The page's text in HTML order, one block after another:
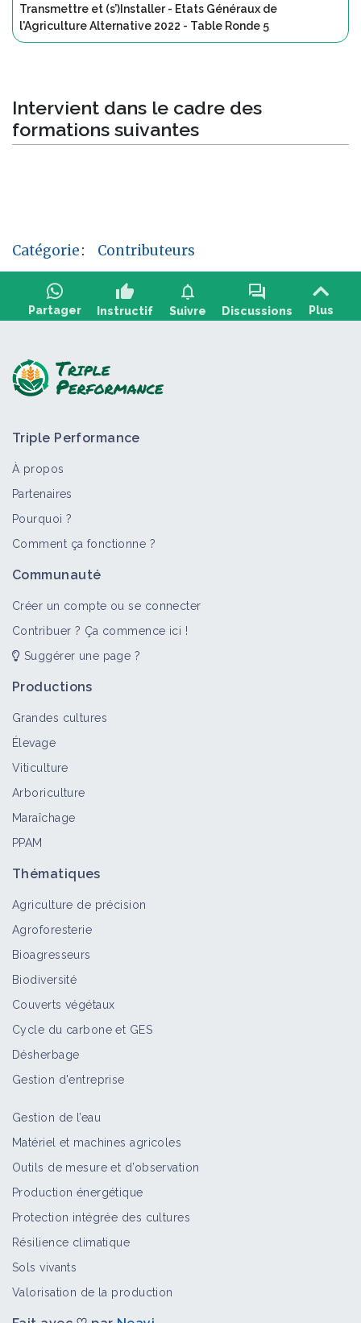
Transmettre et (s’)Installer - Etats Généraux de
l'Agriculture Alternative 2022 - Table Ronde 5
Intervient dans le cadre des
formations suivantes
Catégorie: Contributeurs
Partager
thumb_up
Instructif
notifications
Suivre
forum
Discussions Plus
2022 - Table Ronde 5
Transmettre et (s')Installer - Etats
Triple Performance
À propos
Partenaires
Pourquoi ?
Comment ça fonctionne ?
Communauté
Créer un compte ou se connecter
Contribuer ? Ça commence ici !
Suggérer une page ?
Productions
Grandes cultures
Élevage
Viticulture
Arboriculture
Maraîchage
PPAM
Thématiques
Agriculture de précision
Agroforesterie
Bioagresseurs
Biodiversité
Couverts végétaux
Cycle du carbone et GES
Désherbage
Gestion d'entreprise
Gestion de l’eau
Matériel et machines agricoles
Outils de mesure et d’observation
Production énergétique
Protection intégrée des cultures
Résilience climatique
Sols vivants
Valorisation de la production